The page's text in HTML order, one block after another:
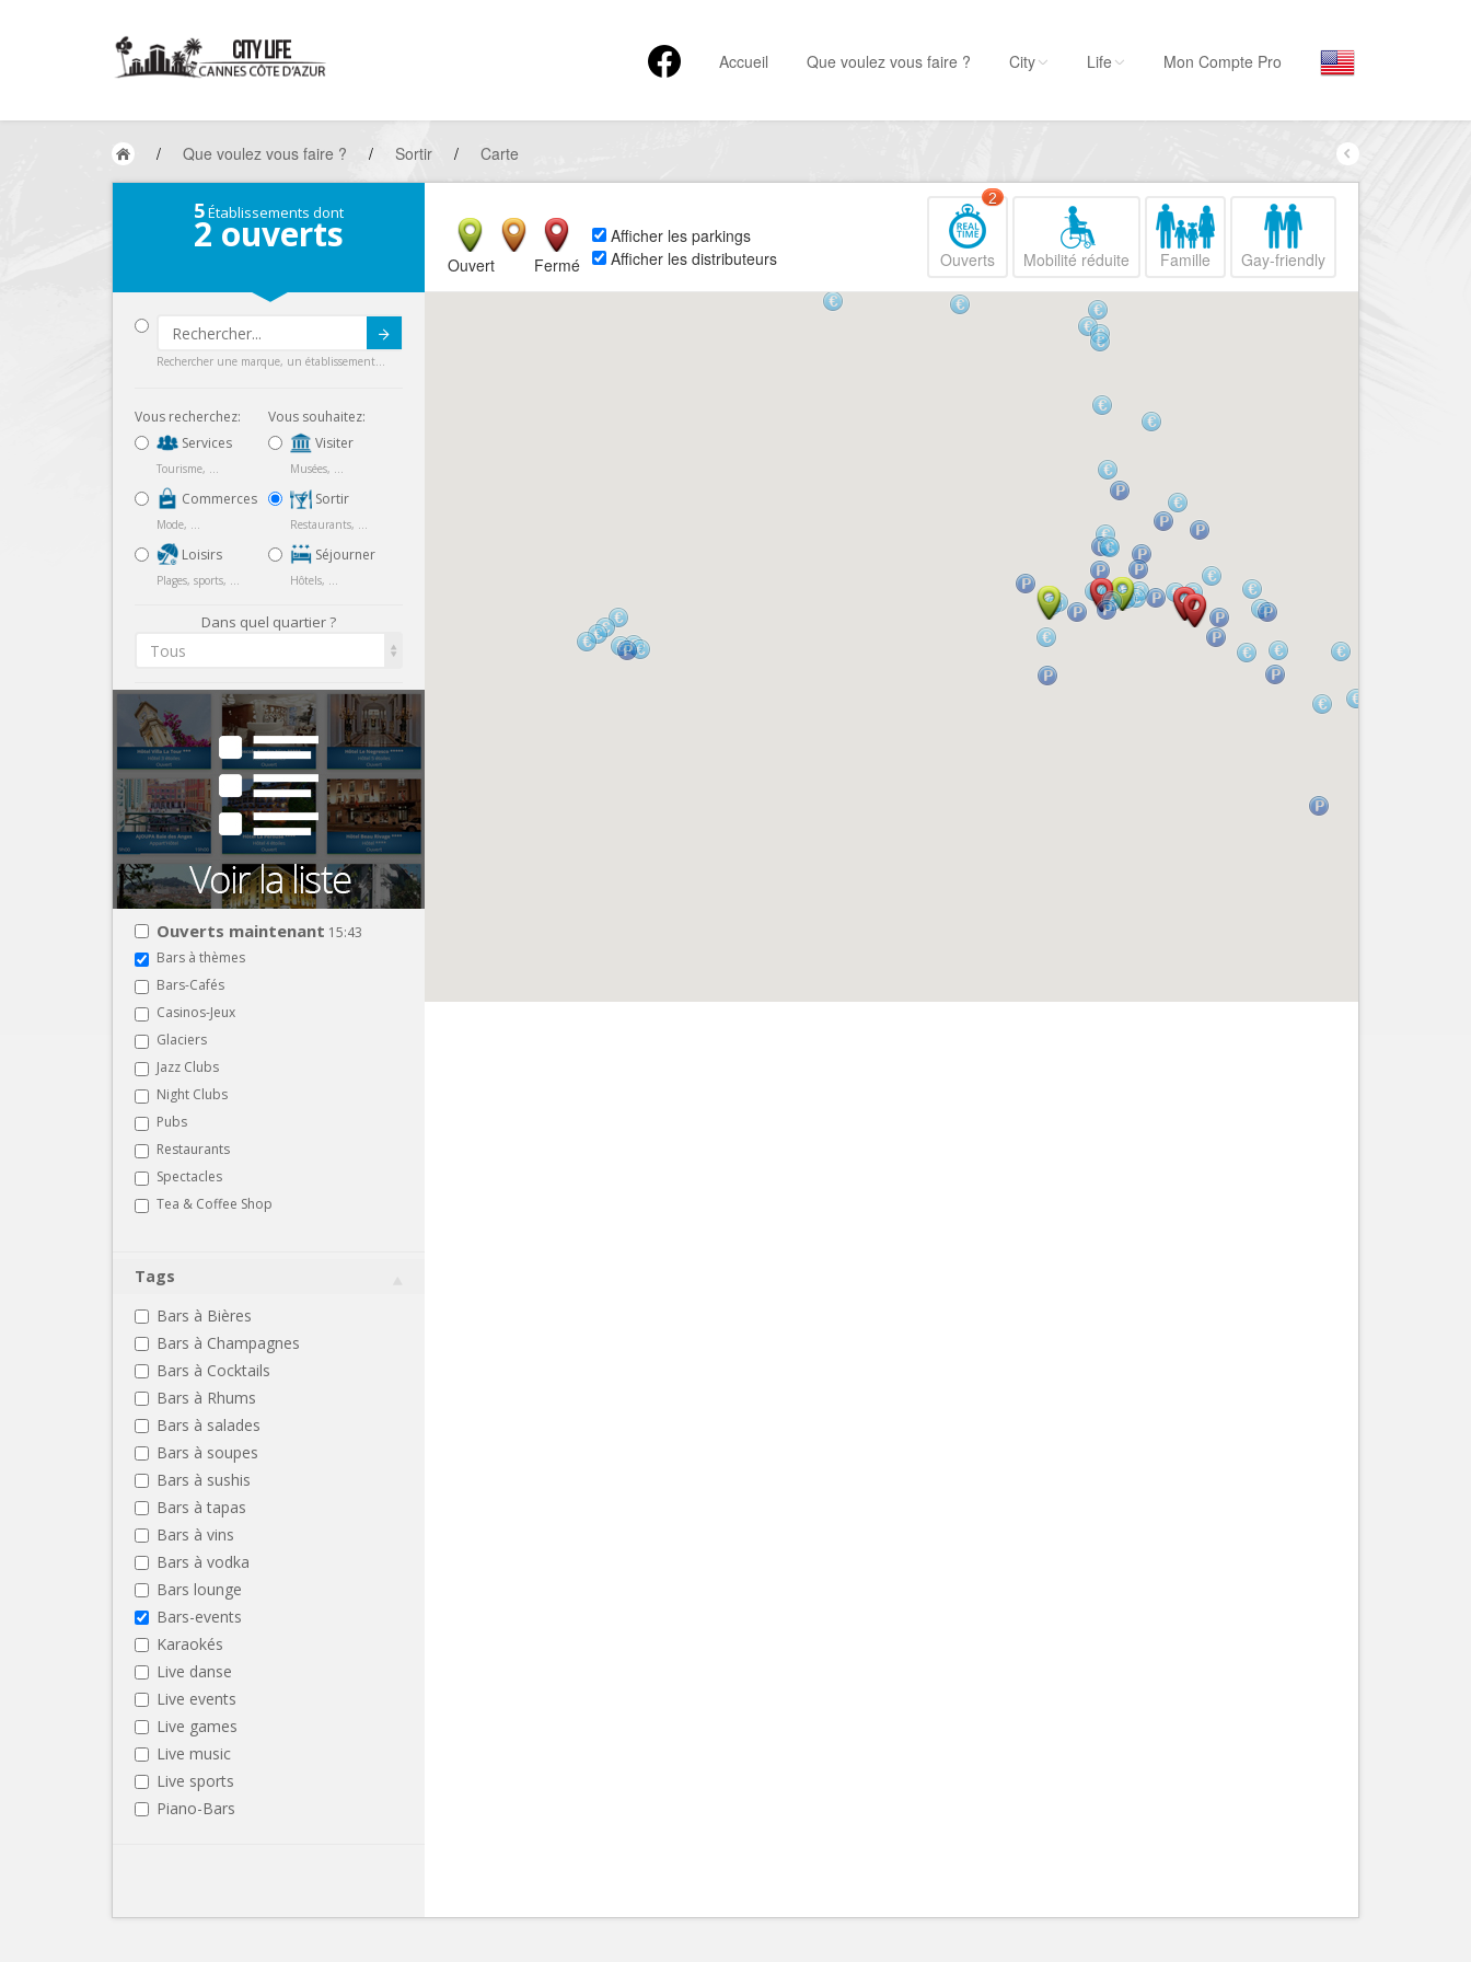
Accueil Que voulez vous faire ?
Hôtels, ...
Visiter
Musées, ...
City Life Mon Compte Pro
/ Que voulez vous faire ? / Sortir / Carte
5Établissements dont
2 ouverts
Rechercher une marque, un établissement...
Vous recherchez:
Services
Tourisme, ...
Commerces
Mode, ...
Loisirs
Plages, sports, ...
Vous souhaitez:
Visiter
Musées, ...
Sortir
Restaurants, ...
Séjourner
Hôtels, ...
Dans quel quartier ?
Tous
Ouverts maintenant 15:43
Bars à thèmes
Bars-Cafés
Casinos-Jeux
Glaciers
Jazz Clubs
Night Clubs
Pubs
Restaurants
Spectacles
Tea & Coffee Shop
Tags
Bars à Bières
Bars à Champagnes
Bars à Cocktails
Bars à Rhums
Bars à salades
Bars à soupes
Bars à sushis
Bars à tapas
Bars à vins
Bars à vodka
Bars lounge
Bars-events
Karaokés
Live danse
Live events
Live games
Live music
Live sports
Piano-Bars
Afficher les parkings
Afficher les distributeurs
Ouvert Fermé Ouverts
2
Mobilité réduite Famille Gay-friendly